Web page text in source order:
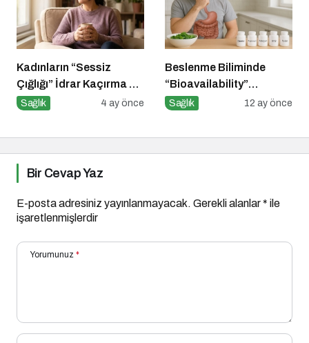
Kadınların “Sessiz
Çığlığı” İdrar Kaçırma Bir
Kader Değil!
Sağlık 4 ay önce
Beslenme Biliminde
“Bioavailability”
Kavramı: Hangi Besin Ne
Sağlık 12 ay önce
Bir Cevap Yaz
E-posta adresiniz yayınlanmayacak. Gerekli alanlar* ile
işaretlenmişlerdir
Yorumunuz *